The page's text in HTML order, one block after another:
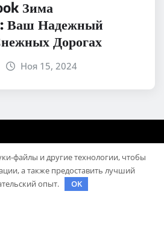
Зима
Ваш Надежный
Дорогах
Ноя 15, 2024
файлы и другие технологии, чтобы
а также предоставить лучший
опыт.
OK